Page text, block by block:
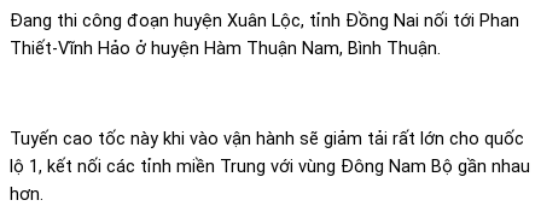
Đang thi công đoạn huyện Xuân Lộc, tỉnh Đồng Nai nối tới Phan
Thiết-Vĩnh Hảo ở huyện Hàm Thuận Nam, Bình Thuận.
Tuyến cao tốc này khi vào vận hành sẽ giảm tải rất lớn cho quốc
lộ 1, kết nối các tỉnh miền Trung với vùng Đông Nam Bộ gần nhau
hơn.